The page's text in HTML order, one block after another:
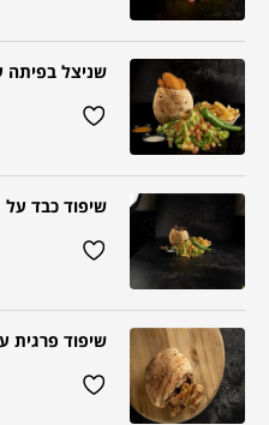
שניצל בפיתה
שיפוד כבד
שיפוד פרגית